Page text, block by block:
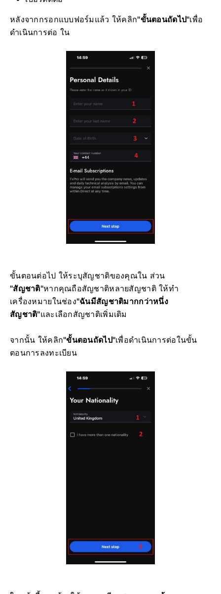
หลังจากกรอกแบบฟอร์มแล้ว ให้คลิก"ขั้นตอนถัดไป"เพื่อ
ดำเนินการต่อ ใน
ขั้นตอนต่อไป ให้ระบุสัญชาติของคุณใน ส่วน
"สัญชาติ"หากคุณถือสัญชาติหลายสัญชาติ ให้ทำ
เครื่องหมายในช่อง"ฉันมีสัญชาติมากกว่าหนึ่ง
สัญชาติ"และเลือกสัญชาติเพิ่มเติม
จากนั้น ให้คลิก"ขั้นตอนถัดไป"เพื่อดำเนินการต่อในขั้น
ตอนการลงทะเบียน